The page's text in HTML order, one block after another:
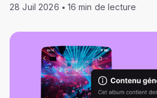
28 Juil 2026 16 min de lecture